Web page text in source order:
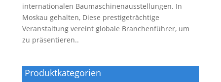
internationalen Baumaschinenausstellungen. In
Moskau gehalten, Diese prestigeträchtige
Veranstaltung vereint globale Branchenführer, um
zu präsentieren..
Produktkategorien